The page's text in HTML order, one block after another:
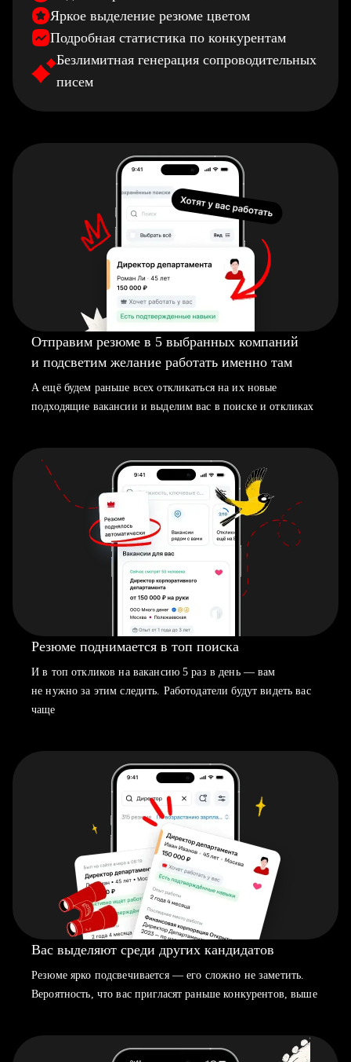
Яркое выделение резюме цветом
Подробная статистика по конкурентам
Безлимитная генерация сопроводительных
писем
Отправим резюме в 5 выбранных компаний
и подсветим желание работать именно там
А ещё будем раньше всех откликаться на их новые
подходящие вакансии и выделим вас в поиске и откликах
Резюме поднимается в топ поиска
И в топ откликов на вакансию 5 раз в день — вам
не нужно за этим следить. Работодатели будут видеть вас
чаще
Вас выделяют среди других кандидатов
Резюме ярко подсвечивается — его сложно не заметить.
Вероятность, что вас пригласят раньше конкурентов, выше